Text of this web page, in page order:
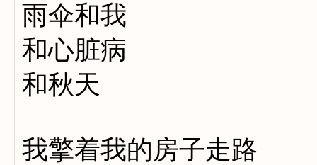
雨伞和我
和心脏病
和秋天
我擎着我的房子走路